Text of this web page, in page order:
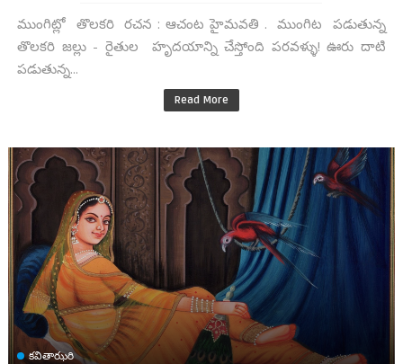
ముంగిట్లో తొలకరి రచన : ఆచంట హైమవతి . ముంగిట పడుతున్న
తొలకరి జల్లు - రైతుల హృదయాన్ని చేస్తోంది పరవళ్ళు! ఊరు దాటి
పడుతున్న...
Read More
కవితాఝరి